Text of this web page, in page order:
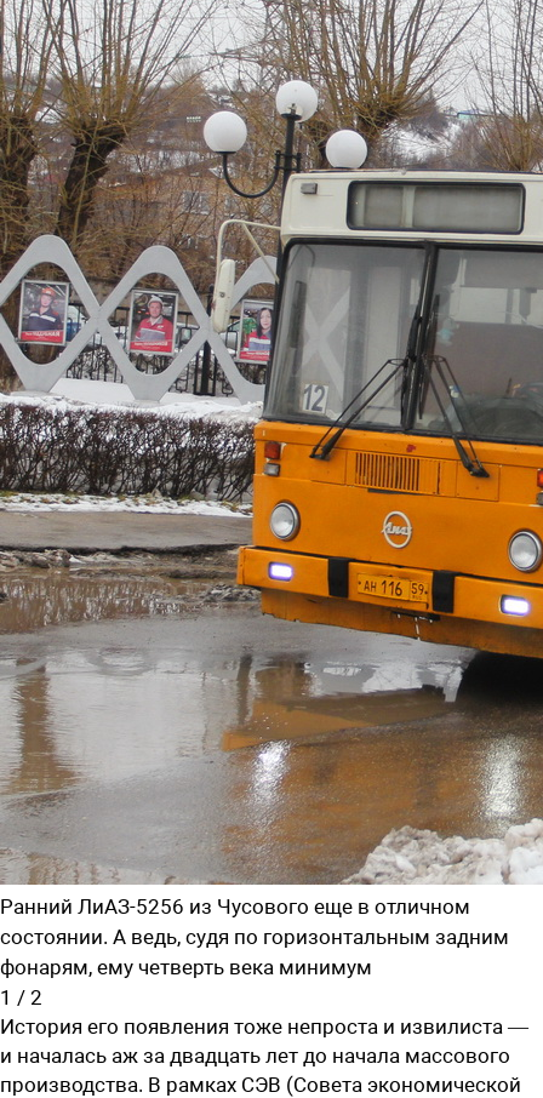
Ранний ЛиАЗ-5256 из Чусового еще в отличном
состоянии. А ведь, судя по горизонтальным задним
фонарям, ему четверть века минимум
1 / 2
История его появления тоже непроста и извилиста —
и началась аж за двадцать лет до начала массового
производства. В рамках СЭВ (Совета экономической